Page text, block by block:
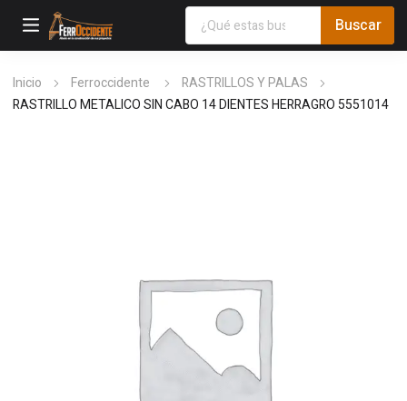
Inicio Ferroccidente
RASTRILLOS Y PALAS
RASTRILLO METALICO SIN CABO 14 DIENTES HERRAGRO 5551014